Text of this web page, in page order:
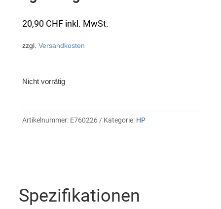
20,90 CHF inkl. MwSt.
zzgl. Versandkosten
Nicht vorrätig
Artikelnummer: E760226 Kategorie: HP
Spezifikationen